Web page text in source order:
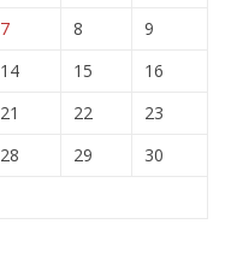
7 8
9
14 15
16
21 22
23
28 29
30